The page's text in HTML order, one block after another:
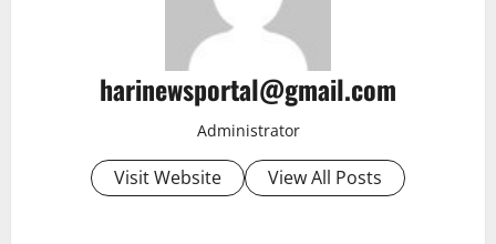
harinewsportal@gmail.com
Administrator
Visit Website View All Posts